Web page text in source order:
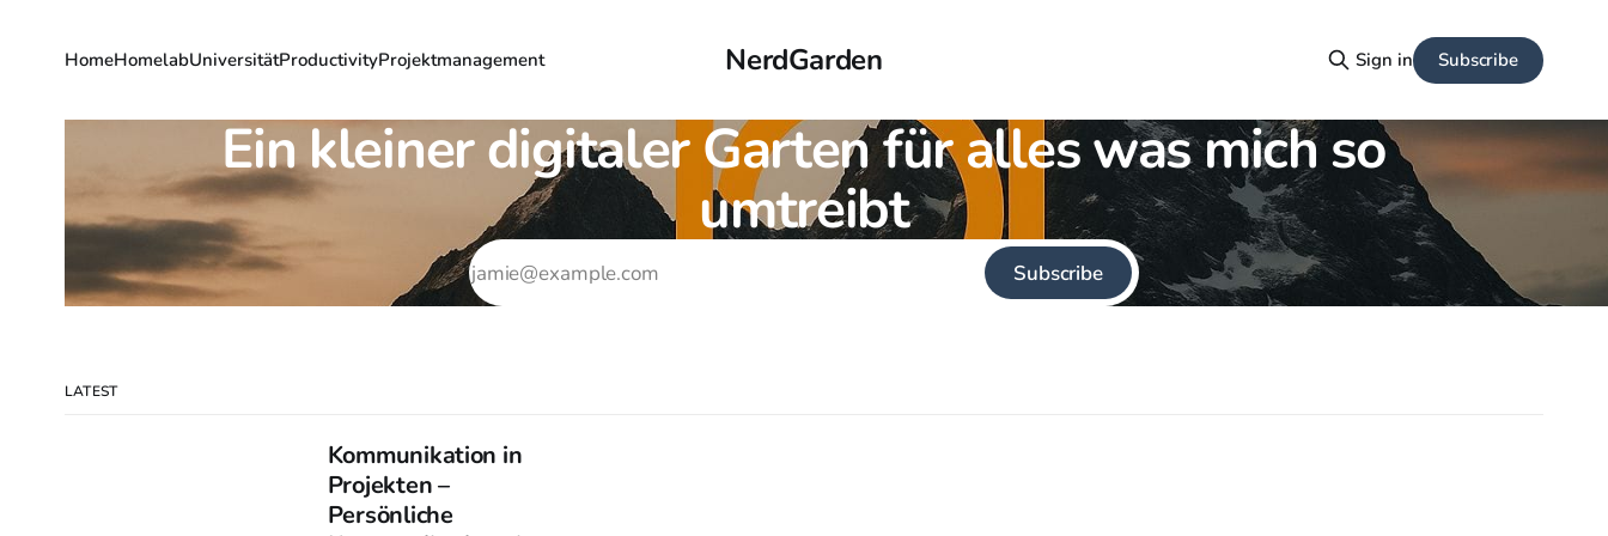
NerdGarden
HomeHomelabUniversitätProductivityProjektmanagement Sign in Subscribe
Ein kleiner digitaler Garten für alles was mich so
umtreibt
Subscribe
LATEST
Kommunikation in
Projekten –
Persönliche